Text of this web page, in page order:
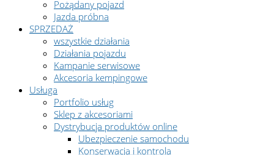
Pożądany pojazd
Jazda próbna
SPRZEDAŻ
wszystkie działania
Działania pojazdu
Kampanie serwisowe
Akcesoria kempingowe
Usługa
Portfolio usług
Sklep z akcesoriami
Dystrybucja produktów online
Ubezpieczenie samochodu
Konserwacja i kontrola